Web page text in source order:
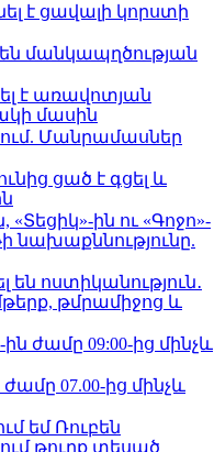
է ցավալի կորստի
մանկապղծության
է առավոտյան
մասին
Մանրամասներ
ցած է գցել և
ին ու «Գոջո»-
նախաքննությունը.
ոստիկանություն․
թմրամիջոց և
ժամը 09:00-ից մինչև
ժամը 07.00-ից մինչև
եմ Ռուբեն
թուրք տեսած